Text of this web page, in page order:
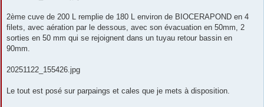
2ème cuve de 200 L remplie de 180 L environ de BIOCERAPOND en 4
filets, avec aération par le dessous, avec son évacuation en 50mm, 2
sorties en 50 mm qui se rejoignent dans un tuyau retour bassin en
90mm.
20251122_155426.jpg
Le tout est posé sur parpaings et cales que je mets à disposition.